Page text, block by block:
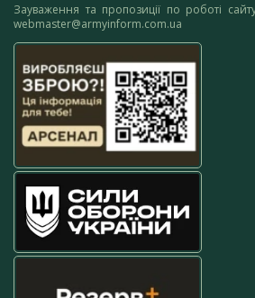
Зауваження та пропозиції по роботі
webmaster@armyinform.com.ua